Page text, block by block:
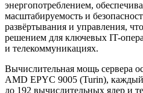
энергопотреблением,
масштабируемость и
развёртывания и управления,
решением для ключевых IT-
и телекоммуникациях.
Вычислительная мощь сервера
AMD EPYC 9005 (Turin),
до 192 вычислительных ядер и